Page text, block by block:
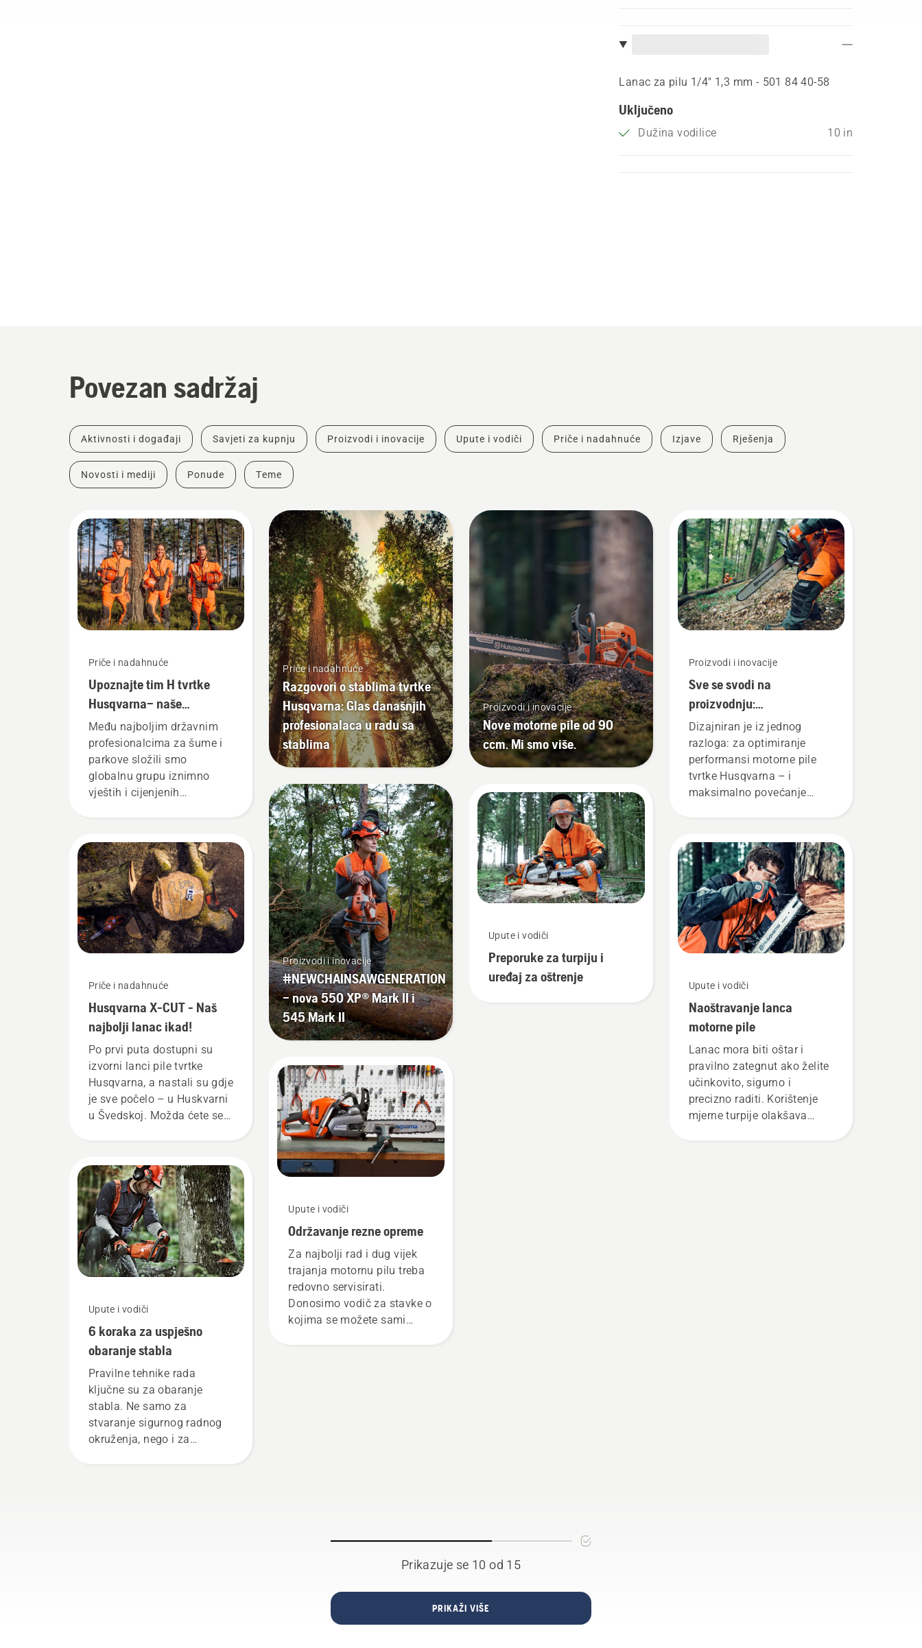
Lanac za pilu 1/4" 1,3 mm - 501 84 40‑58
Uključeno
Dužina vodilice 10 in
Povezan sadržaj
Aktivnosti i događaji Savjeti za kupnju Proizvodi i inovacije Upute i vodiči Priče i nadahnuće Izjave Rješenja
Novosti i mediji Ponude Teme
Priče i nadahnuće
Upoznajte tim H tvrtke
Husqvarna– naše
najzahtjevnije korisnike
Među najboljim državnim
profesionalcima za šume i
parkove složili smo
globalnu grupu iznimno
vještih i cijenjenih
najzahtjevniji korisnici.
Priče i nadahnuće
Husqvarna X-CUT - Naš
najbolji lanac ikad!
Po prvi puta dostupni su
izvorni lanci pile tvrtke
Husqvarna, a nastali su gdje
je sve počelo – u Huskvarni
u Švedskoj. Možda ćete se
Ostvariti najveću moguću
proizvodnju bio je naš
sveobuhvatni cilj kroz
istraživanje i razvoj.
Upute i vodiči
6 koraka za uspješno
obaranje stabla
Pravilne tehnike rada
ključne su za obaranje
stabla. Ne samo za
stvaranje sigurnog radnog
okruženja, nego i za
Priče i nadahnuće
Razgovori o stablima tvrtke
Husqvarna: Glas današnjih
profesionalaca u radu sa
stablima
Proizvodi i inovacije
#NEWCHAINSAWGENERATION
– nova 550 XP® Mark II i
545 Mark II
Upute i vodiči
Održavanje rezne opreme
Za najbolji rad i dug vijek
trajanja motornu pilu treba
redovno servisirati.
Donosimo vodič za stavke o
kojima se možete sami
Proizvodi i inovacije
Nove motorne pile od 90
ccm. Mi smo više.
Upute i vodiči
Preporuke za turpiju i
uređaj za oštrenje
Proizvodi i inovacije
Sve se svodi na
proizvodnju:
Predstavljamo lanac pile
X-CUT® tvrtke Husqvarna
Dizajniran je iz jednog
razloga: za optimiranje
performansi motorne pile
tvrtke Husqvarna – i
maksimalno povećanje
Upute i vodiči
Naoštravanje lanca
motorne pile
Lanac mora biti oštar i
pravilno zategnut ako želite
učinkovito, sigurno i
precizno raditi. Korištenje
mjerne turpije olakšava
Prikazuje se 10 od 15
PRIKAŽI VIŠE